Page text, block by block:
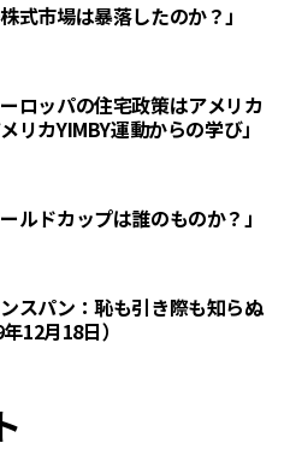
式市場は暴落したのか？」
ロッパの住宅政策はアメリカ
リカYIMBY運動からの学び」
ルドカップは誰のものか？」
スパン：恥も引き際も知らぬ
12月18日）